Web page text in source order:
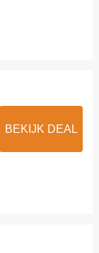
BEKIJK DEAL